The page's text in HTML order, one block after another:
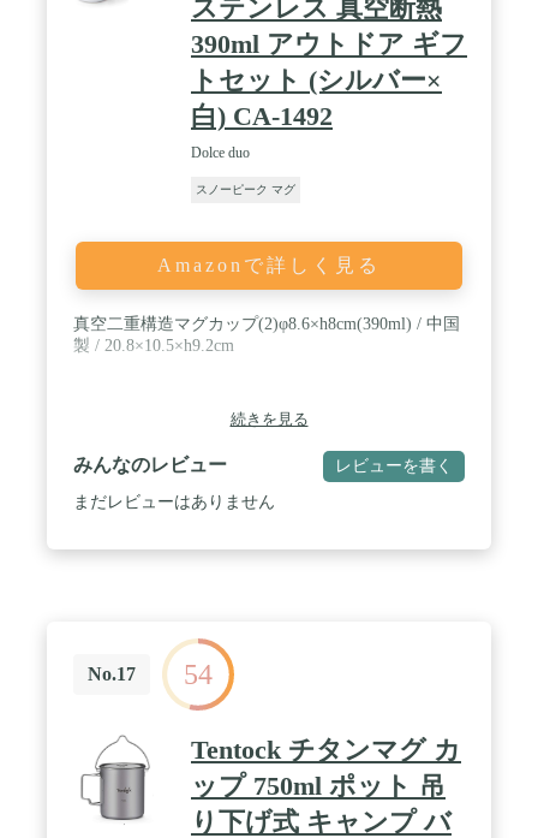
ステンレス 真空断熱
390ml アウトドア ギフ
トセット (シルバー×
白) CA-1492
Dolce duo
スノーピーク マグ
Amazonで詳しく見る
真空二重構造マグカップ(2)φ8.6×h8cm(390ml) / 中国
製 / 20.8×10.5×h9.2cm
続きを見る
みんなのレビュー レビューを書く
まだレビューはありません
No.17 54
Tentock チタンマグ カ
ップ 750ml ポット 吊
り下げ式 キャンプ バ